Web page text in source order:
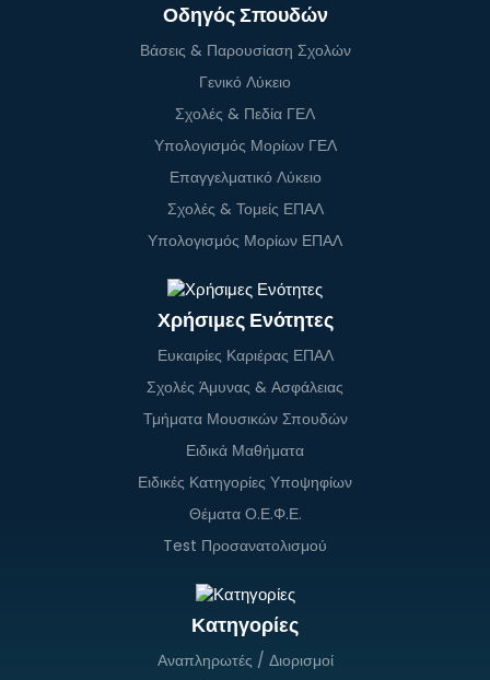
Οδηγός Σπουδών
Βάσεις & Παρουσίαση Σχολών
Γενικό Λύκειο
Σχολές & Πεδία ΓΕΛ
Υπολογισμός Μορίων ΓΕΛ
Επαγγελματικό Λύκειο
Σχολές & Τομείς ΕΠΑΛ
Υπολογισμός Μορίων ΕΠΑΛ
Χρήσιμες Ενότητες
Ευκαιρίες Καριέρας ΕΠΑΛ
Σχολές Άμυνας & Ασφάλειας
Τμήματα Μουσικών Σπουδών
Ειδικά Μαθήματα
Ειδικές Κατηγορίες Υποψηφίων
Θέματα Ο.Ε.Φ.Ε.
Test Προσανατολισμού
Κατηγορίες
Αναπληρωτές / Διορισμοί